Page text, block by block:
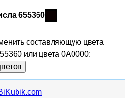
655360
составляющую цвета
или цвета 0A0000: